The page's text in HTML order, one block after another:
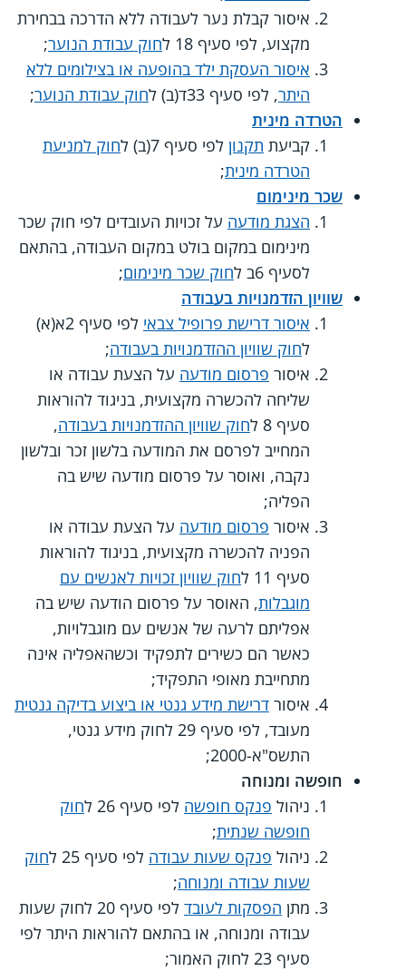
איסור קבלת נער לעבודה ללא הדרכה בבחירת
מקצוע, לפי סעיף 18 ל
חוק עבודת הנוער;
איסור העסקת ילד בהופעה או בצילומים ללא
היתר, לפי סעיף 33ד(ב) ל חוק עבודת הנוער;
הטרדה מינית
קביעת תקנון לפי סעיף 7(ב) ל
חוק למניעת
הטרדה מינית;
שכר מינימום
הצגת מודעה על זכויות העובדים לפי חוק שכר
מינימום במקום בולט במקום העבודה, בהתאם
לסעיף 6ב ל
חוק שכר מינימום;
שוויון הזדמנויות בעבודה
איסור דרישת פרופיל צבאי
לפי סעיף 2א(א)
לחוק שוויון ההזדמנויות בעבודה;
איסור פרסום מודעה על הצעת עבודה או
שליחה להכשרה מקצועית, בניגוד להוראות
סעיף 8 ל
חוק שוויון ההזדמנויות בעבודה,
המחייב לפרסם את המודעה בלשון זכר ובלשון
נקבה, ואוסר על פרסום מודעה שיש בה
הפליה;
איסור פרסום מודעה על הצעת עבודה או
הפניה להכשרה מקצועית, בניגוד להוראות
סעיף 11 ל
חוק שוויון זכויות לאנשים עם
מוגבלות, האוסר על פרסום הודעה שיש בה
אפליתם לרעה של אנשים עם מוגבלויות,
כאשר הם כשירים לתפקיד וכשהאפליה אינה
מתחייבת מאופי התפקיד;
איסור דרישת מידע גנטי או ביצוע בדיקה גנטית
מעובד, לפי סעיף 29 לחוק מידע גנטי,
התשס"א-2000;
חופשה ומנוחה
ניהול פנקס חופשה לפי סעיף 26 ל
חוק
חופשה שנתית;
ניהול פנקס שעות עבודה לפי סעיף 25 ל
חוק
שעות עבודה ומנוחה;
מתן הפסקות לעובד
לפי סעיף 20 לחוק שעות
עבודה ומנוחה, או בהתאם להוראות היתר לפי
סעיף 23 לחוק האמור;